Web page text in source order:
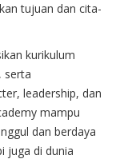
tujuan dan cita-
kurikulum
serta
leadership, dan
mampu
dan berdaya
juga di dunia